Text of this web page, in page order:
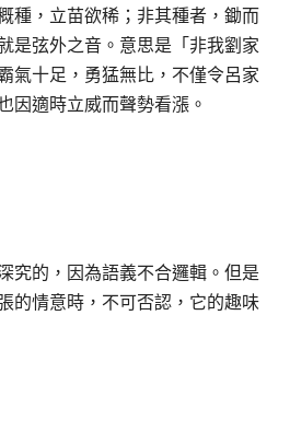
種，立苗欲稀；非其種者，鋤而
是弦外之音。意思是「非我劉家
氣十足，勇猛無比，不僅令呂家
因適時立威而聲勢看漲。
究的，因為語義不合邏輯。但是
的情意時，不可否認，它的趣味